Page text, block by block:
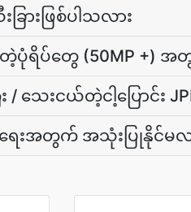
ြားဖြစ်ပါသလား
မားတဲ့ပုံရိပ်တွေ (50MP
သေးငယ်တဲ့ငါ့ပြောင်း
းရေးအတွက် အသုံးပြုနိုင်မလ